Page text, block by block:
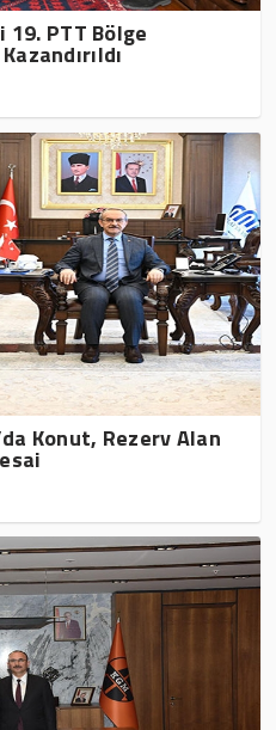
PTT Bölge
Konut, Rezerv Alan